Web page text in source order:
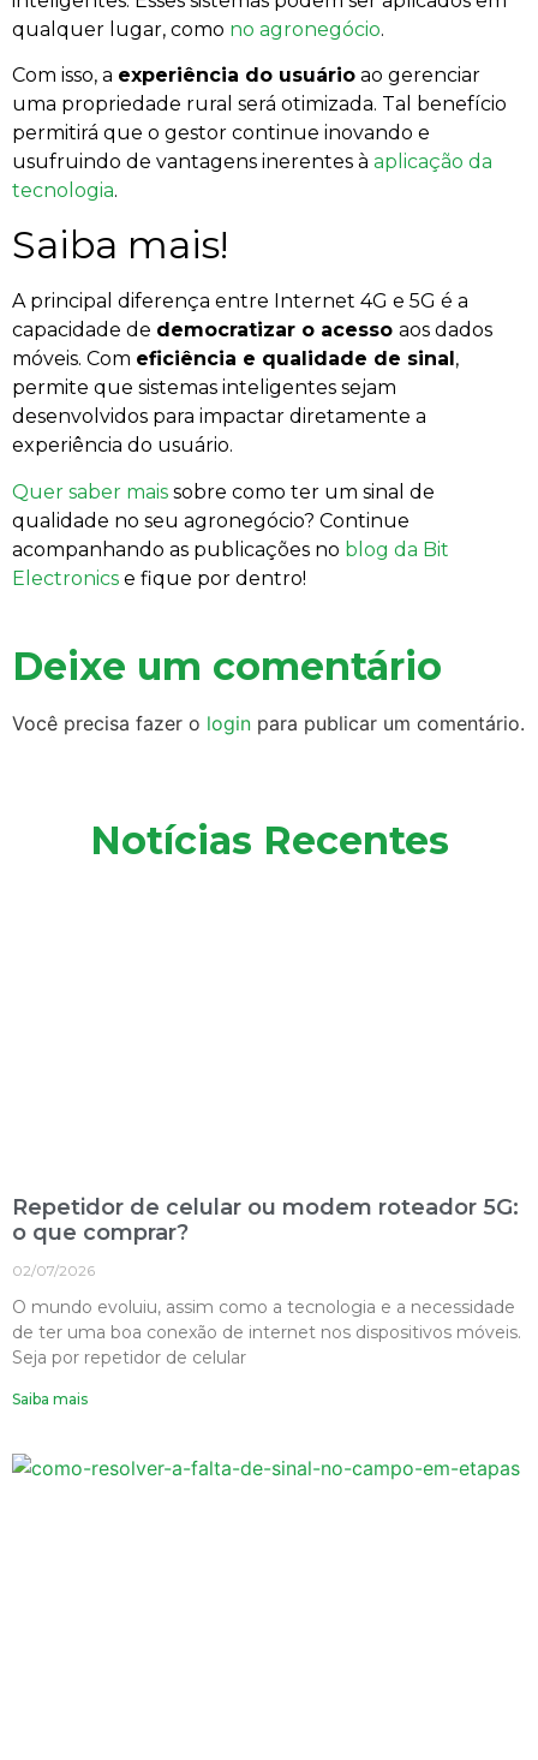
qualquer lugar, como no agronegócio.
Com isso, a experiência do usuário ao gerenciar
uma propriedade rural será otimizada. Tal benefício
permitirá que o gestor continue inovando e
usufruindo de vantagens inerentes à aplicação da
tecnologia.
Saiba mais!
A principal diferença entre Internet 4G e 5G é a
capacidade de democratizar o acesso aos dados
móveis. Com eficiência e qualidade de sinal ,
permite que sistemas inteligentes sejam
desenvolvidos para impactar diretamente a
experiência do usuário.
Quer saber mais sobre como ter um sinal de
qualidade no seu agronegócio? Continue
acompanhando as publicações no blog da Bit
Electronics e fique por dentro!
Deixe um comentário
Você precisa fazer o login para publicar um comentário.
Notícias Recentes
Repetidor de celular ou modem roteador 5G:
o que comprar?
02/07/2026
O mundo evoluiu, assim como a tecnologia e a necessidade
de ter uma boa conexão de internet nos dispositivos móveis.
Seja por repetidor de celular
Saiba mais